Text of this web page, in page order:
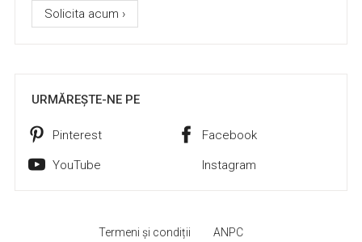
Solicita acum ›
URMĂREȘTE-NE PE
Pinterest Facebook
YouTube Instagram
Termeni și condiții ANPC